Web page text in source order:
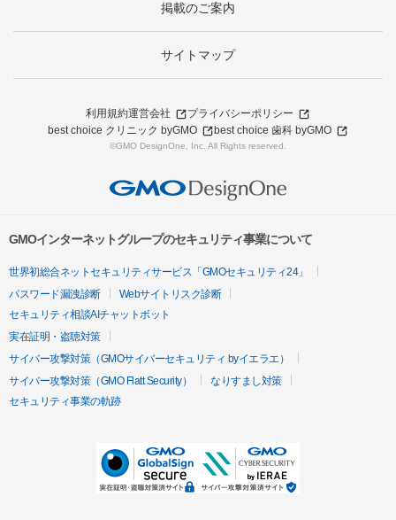
掲載のご案内
サイトマップ
利用規約運営会社
プライバシーポリシー
best choice クリニック byGMO
best choice 歯科 byGMO
©GMO DesignOne, Inc. All Rights reserved.
GMOインターネットグループのセキュリティ事業について
世界初総合ネットセキュリティサービス「GMOセキュリティ24」
パスワード漏洩診断
Webサイトリスク診断
セキュリティ相談AIチャットボット
実在証明・盗聴対策
サイバー攻撃対策（GMOサイバーセキュリティ byイエラエ）
サイバー攻撃対策（GMO Flatt Security）
なりすまし対策
セキュリティ事業の軌跡